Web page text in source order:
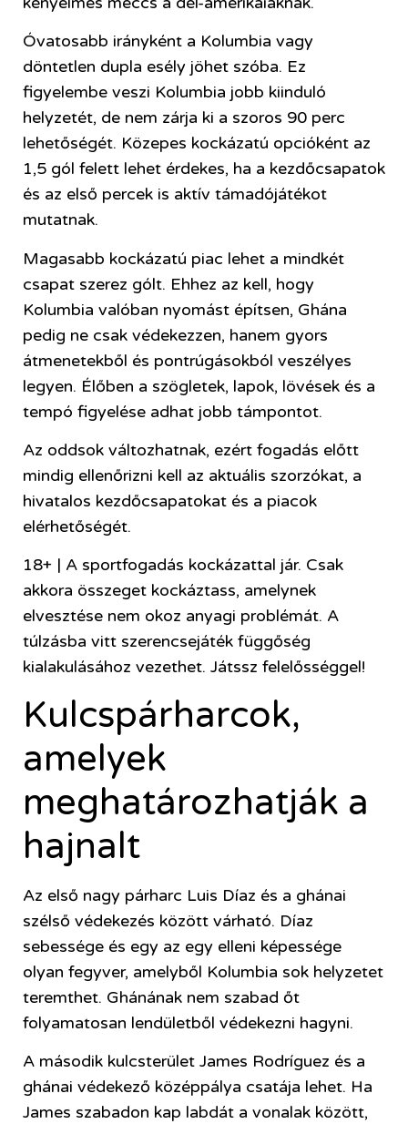
Óvatosabb irányként a Kolumbia vagy
döntetlen dupla esély jöhet szóba. Ez
figyelembe veszi Kolumbia jobb kiinduló
helyzetét, de nem zárja ki a szoros 90 perc
lehetőségét. Közepes kockázatú opcióként az
1,5 gól felett lehet érdekes, ha a kezdőcsapatok
és az első percek is aktív támadójátékot
mutatnak.
Magasabb kockázatú piac lehet a mindkét
csapat szerez gólt. Ehhez az kell, hogy
Kolumbia valóban nyomást építsen, Ghána
pedig ne csak védekezzen, hanem gyors
átmenetekből és pontrúgásokból veszélyes
legyen. Élőben a szögletek, lapok, lövések és a
tempó figyelése adhat jobb támpontot.
Az oddsok változhatnak, ezért fogadás előtt
mindig ellenőrizni kell az aktuális szorzókat, a
hivatalos kezdőcsapatokat és a piacok
elérhetőségét.
18+ | A sportfogadás kockázattal jár. Csak
akkora összeget kockáztass, amelynek
elvesztése nem okoz anyagi problémát. A
túlzásba vitt szerencsejáték függőség
kialakulásához vezethet. Játssz felelősséggel!
Kulcspárharcok,
amelyek
meghatározhatják a
hajnalt
Az első nagy párharc Luis Díaz és a ghánai
szélső védekezés között várható. Díaz
sebessége és egy az egy elleni képessége
olyan fegyver, amelyből Kolumbia sok helyzetet
teremthet. Ghánának nem szabad őt
folyamatosan lendületből védekezni hagyni.
A második kulcsterület James Rodríguez és a
ghánai védekező középpálya csatája lehet. Ha
James szabadon kap labdát a vonalak között,